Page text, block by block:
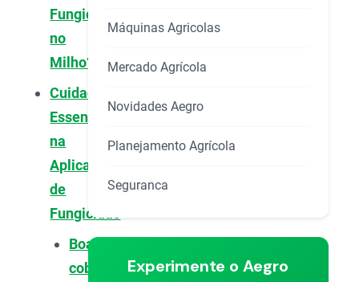
Fungicida
no
Milho?
Cuidados
Essenciais
na
Aplicação
de
Fungicidas
Boa
cobertura
Máquinas Agricolas
Mercado Agrícola
Novidades Aegro
Planejamento Agrícola
Seguranca
Experimente o Aegro